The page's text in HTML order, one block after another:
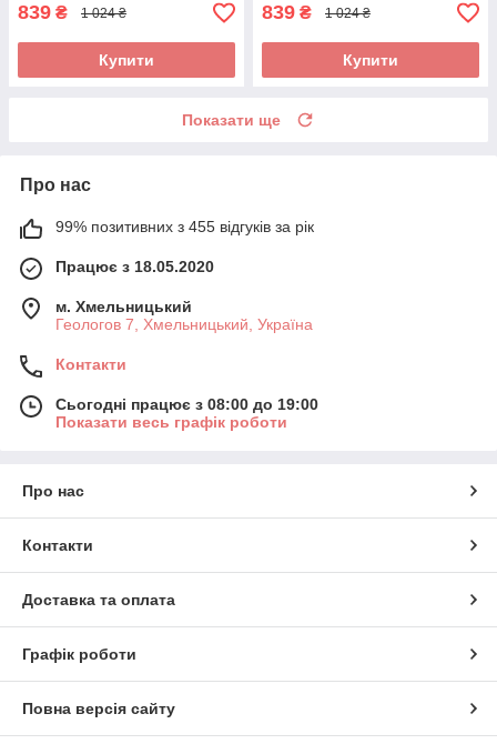
839 ₴ 1 024 ₴
Купити
839 ₴ 1 024 ₴
Купити
Показати ще
Про нас
99% позитивних з 455 відгуків за рік
Працює з 18.05.2020
м. Хмельницький
Геологов 7, Хмельницький, Україна
Контакти
Сьогодні працює з 08:00 до 19:00
Показати весь графік роботи
Про нас
Контакти
Доставка та оплата
Графік роботи
Повна версія сайту